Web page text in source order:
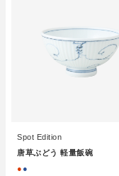
Spot Edition
唐草ぶどう 軽量飯碗
● ●